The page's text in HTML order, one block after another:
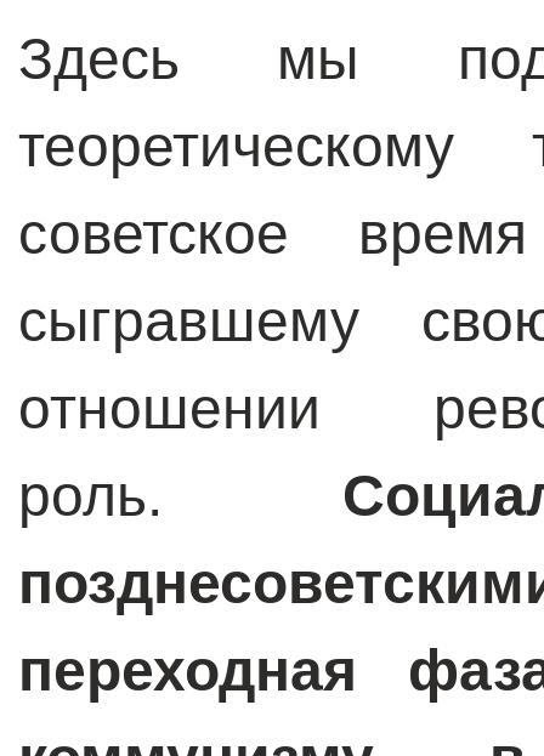
Здесь мы
советское
сыгравшему
отношении
роль.
переходная